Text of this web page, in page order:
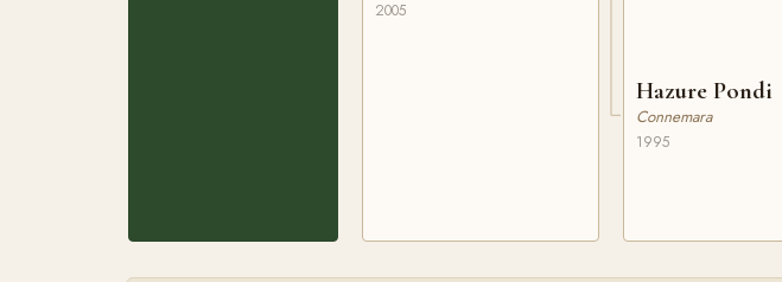
2005
Hazure Pondi
Connemara
1995